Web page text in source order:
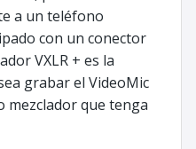
a un teléfono
con un conector
VXLR + es la
grabar el VideoMic
mezclador que tenga